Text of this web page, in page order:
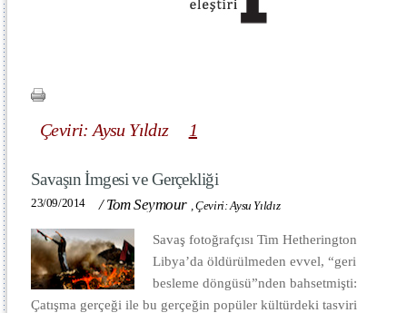
Çeviri: Aysu Yıldız 1
Savaşın İmgesi ve Gerçekliği
23/09/2014 /Tom Seymour ,Çeviri: Aysu Yıldız
Savaş fotoğrafçısı Tim Hetherington
Libya’da öldürülmeden evvel, “geri
besleme döngüsü”nden bahsetmişti:
Çatışma gerçeği ile bu gerçeğin popüler kültürdeki tasviri